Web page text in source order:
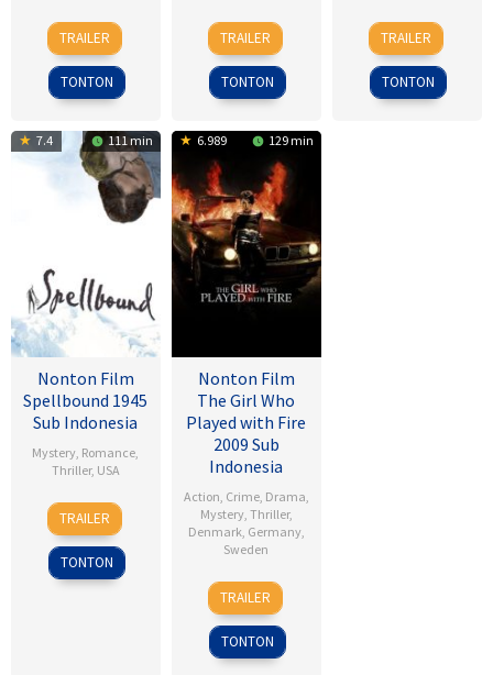
1
Jul
2014
Scott
Derrickson
TRAILER
TONTON
13
Apr
2000
Mary
Harron
TRAILER
TONTON
9
Feb
2017
Lee
Hu-
bin
TRAILER
TONTON
7.4 111 min
Nonton Film
Spellbound 1945
Sub Indonesia
Mystery, Romance,
Thriller, USA
8
Nov
1945
Alfred
Hitchcock
TRAILER
TONTON
6.989 129 min
Nonton Film
The Girl Who
Played with Fire
2009 Sub
Indonesia
Action, Crime, Drama,
Mystery, Thriller,
Denmark, Germany,
Sweden
18
Sep
2009
Daniel
Alfredson
TRAILER
TONTON